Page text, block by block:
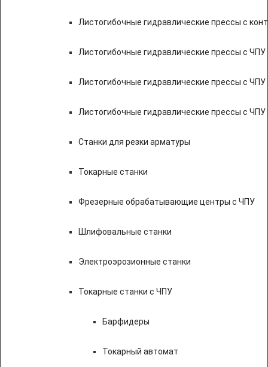
Листогибочные гидравлические прессы с
Листогибочные гидравлические прессы с
Листогибочные гидравлические прессы с ЧПУ
Листогибочные гидравлические прессы с
Станки для резки арматуры
Токарные станки
Фрезерные обрабатывающие центры с ЧПУ
Шлифовальные станки
Электроэрозионные станки
Токарные станки с ЧПУ
Барфидеры
Токарный автомат